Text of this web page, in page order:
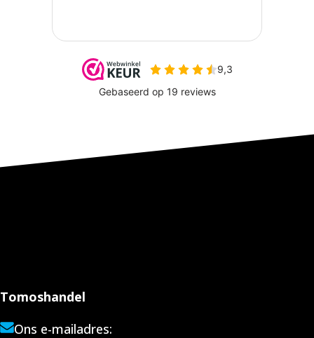
Tomoshandel
Ons e-mailadres: